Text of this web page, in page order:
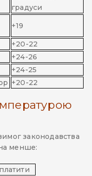
градуси
+19
+20-22
+24-26
+24-25
+20-22
законодавства
менше: